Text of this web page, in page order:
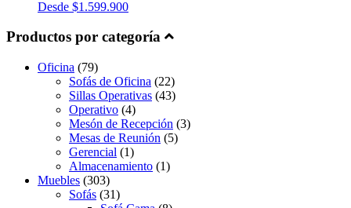
Desde $1.599.900
Productos por categoría
Oficina (79)
Sofás de Oficina (22)
Sillas Operativas (43)
Operativo (4)
Mesón de Recepción (3)
Mesas de Reunión (5)
Gerencial (1)
Almacenamiento (1)
Muebles (303)
Sofás (31)